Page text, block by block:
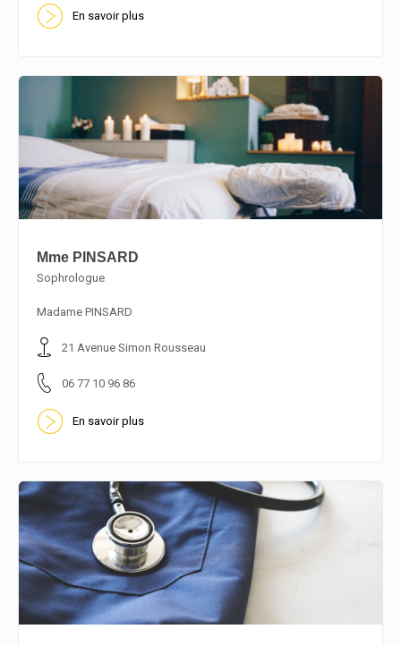
En savoir plus
Mme PINSARD
Sophrologue
Madame PINSARD
21 Avenue Simon Rousseau
06 77 10 96 86
En savoir plus